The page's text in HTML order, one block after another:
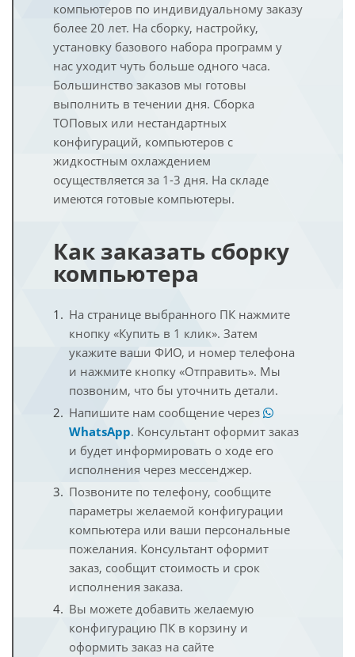
компьютеров по индивидуальному заказу
более 20 лет. На сборку, настройку,
установку базового набора программ у
нас уходит чуть больше одного часа.
Большинство заказов мы готовы
выполнить в течении дня. Сборка
ТОПовых или нестандартных
конфигураций, компьютеров с
жидкостным охлаждением
осуществляется за 1-3 дня. На складе
имеются готовые компьютеры.
Как заказать сборку
компьютера
На странице выбранного ПК нажмите
кнопку «Купить в 1 клик». Затем
укажите ваши ФИО, и номер телефона
и нажмите кнопку «Отправить». Мы
позвоним, что бы уточнить детали.
Напишите нам сообщение через
WhatsApp. Консультант оформит заказ
и будет информировать о ходе его
исполнения через мессенджер.
Позвоните по телефону, сообщите
параметры желаемой конфигурации
компьютера или ваши персональные
пожелания. Консультант оформит
заказ, сообщит стоимость и срок
исполнения заказа.
Вы можете добавить желаемую
конфигурацию ПК в корзину и
оформить заказ на сайте